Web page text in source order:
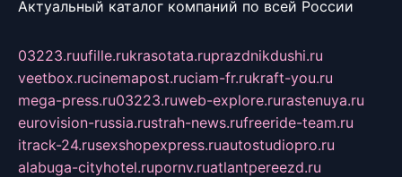
Актуальный каталог компаний по всей России
03223.ruufille.rukrasotata.ruprazdnikdushi.ru
veetbox.rucinemapost.ruciam-fr.rukraft-you.ru
mega-press.ru03223.ruweb-explore.rurastenuya.ru
eurovision-russia.rustrah-news.rufreeride-team.ru
itrack-24.rusexshopexpress.ruautostudiopro.ru
alabuga-cityhotel.rupornv.ruatlantpereezd.ru